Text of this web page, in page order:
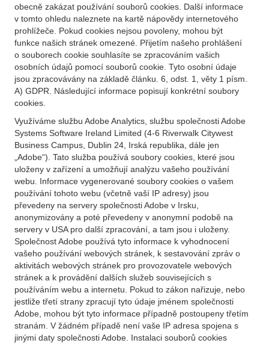
obecně zakázat používání souborů cookies. Další informace
v tomto ohledu naleznete na kartě nápovědy internetového
prohlížeče. Pokud cookies nejsou povoleny, mohou být
funkce našich stránek omezené. Přijetím našeho prohlášení
o souborech cookie souhlasíte se zpracováním vašich
osobních údajů pomocí souborů cookie. Tyto osobní údaje
jsou zpracovávány na základě článku. 6, odst. 1, věty 1 písm.
A) GDPR. Následující informace popisují konkrétní soubory
cookies.
Využíváme službu Adobe Analytics, službu společnosti Adobe
Systems Software Ireland Limited (4-6 Riverwalk Citywest
Business Campus, Dublin 24, Irská republika, dále jen
„Adobe“). Tato služba používá soubory cookies, které jsou
uloženy v zařízení a umožňují analýzu vašeho používání
webu. Informace vygenerované soubory cookies o vašem
používání tohoto webu (včetně vaší IP adresy) jsou
převedeny na servery společnosti Adobe v Irsku,
anonymizovány a poté převedeny v anonymní podobě na
servery v USA pro další zpracování, a tam jsou i uloženy.
Společnost Adobe používá tyto informace k vyhodnocení
vašeho používání webových stránek, k sestavování zpráv o
aktivitách webových stránek pro provozovatele webových
stránek a k provádění dalších služeb souvisejících s
používáním webu a internetu. Pokud to zákon nařizuje, nebo
jestliže třetí strany zpracují tyto údaje jménem společnosti
Adobe, mohou být tyto informace případně postoupeny třetím
stranám. V žádném případě není vaše IP adresa spojena s
jinými daty společnosti Adobe. Instalaci souborů cookies